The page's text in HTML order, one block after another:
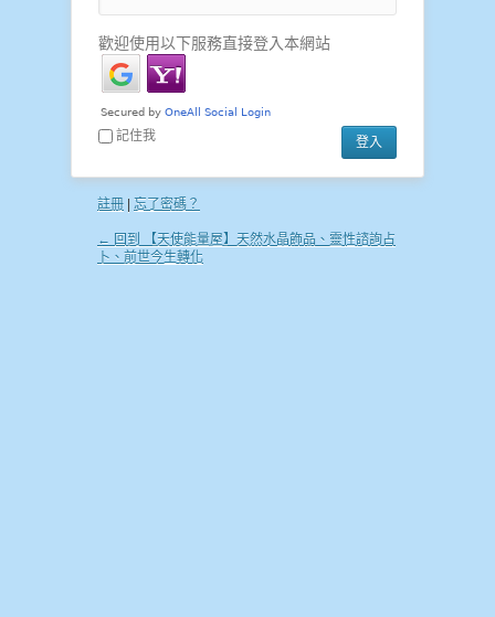
歡迎使用以下服務直接登入本網站
記住我
註冊 忘了密碼？
← 回到 【天使能量屋】天然水晶飾品、靈性諮詢占
卜、前世今生轉化